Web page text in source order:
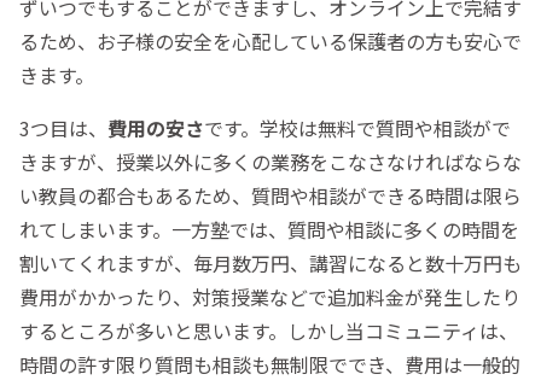
ずいつでもすることができますし、オンライン上で完結す
るため、お子様の安全を心配している保護者の方も安心で
きます。
3つ目は、 費用の安さです。学校は無料で質問や相談がで
きますが、授業以外に多くの業務をこなさなければならな
い教員の都合もあるため、質問や相談ができる時間は限ら
れてしまいます。一方塾では、質問や相談に多くの時間を
割いてくれますが、毎月数万円、講習になると数十万円も
費用がかかったり、対策授業などで追加料金が発生したり
するところが多いと思います。しかし当コミュニティは、
時間の許す限り質問も相談も無制限ででき、費用は一般的